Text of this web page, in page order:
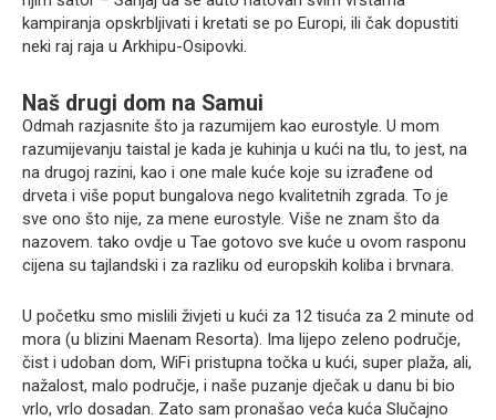
kampiranja opskrbljivati i kretati se po Europi, ili čak dopustiti
neki raj raja u Arkhipu-Osipovki.
Naš drugi dom na Samui
Odmah razjasnite što ja razumijem kao eurostyle. U mom
razumijevanju taistal je kada je kuhinja u kući na tlu, to jest, na
na drugoj razini, kao i one male kuće koje su izrađene od
drveta i više poput bungalova nego kvalitetnih zgrada. To je
sve ono što nije, za mene eurostyle. Više ne znam što da
nazovem. tako ovdje u Tae gotovo sve kuće u ovom rasponu
cijena su tajlandski i za razliku od europskih koliba i brvnara.
U početku smo mislili živjeti u kući za 12 tisuća za 2 minute od
mora (u blizini Maenam Resorta). Ima lijepo zeleno područje,
čist i udoban dom, WiFi pristupna točka u kući, super plaža, ali,
nažalost, malo područje, i naše puzanje dječak u danu bi bio
vrlo, vrlo dosadan. Zato sam pronašao veća kuća Slučajno